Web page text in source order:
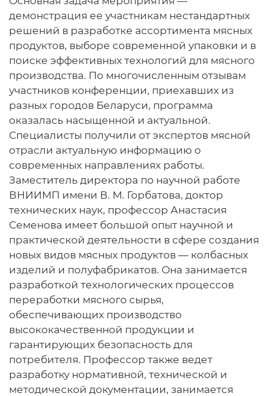
демонстрация ее участникам нестандартных
решений в разработке ассортимента мясных
продуктов, выборе современной упаковки и в
поиске эффективных технологий для мясного
производства. По многочисленным отзывам
участников конференции, приехавших из
разных городов Беларуси, программа
оказалась насыщенной и актуальной.
Специалисты получили от экспертов мясной
отрасли актуальную информацию о
современных направлениях работы.
Заместитель директора по научной работе
ВНИИМП имени В. М. Горбатова, доктор
технических наук, профессор Анастасия
Семенова имеет большой опыт научной и
практической деятельности в сфере создания
новых видов мясных продуктов — колбасных
изделий и полуфабрикатов. Она занимается
разработкой технологических процессов
переработки мясного сырья,
обеспечивающих производство
высококачественной продукции и
гарантирующих безопасность для
потребителя. Профессор также ведет
разработку нормативной, технической и
методической документации, занимается